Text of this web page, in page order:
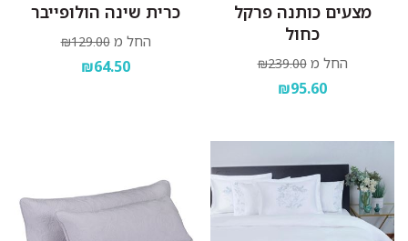
מצעים כותנה פרקל
כחול
החל מ ₪239.00
₪95.60
כרית שינה הולופייבר
החל מ ₪129.00
₪64.50